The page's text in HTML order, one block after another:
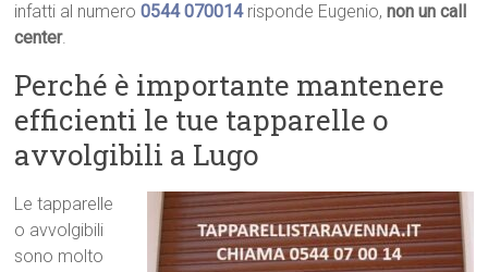
infatti al numero0544 070014 risponde Eugenio,non un call
center.
Perché è importante mantenere
efficienti le tue tapparelle o
avvolgibili a Lugo
Le tapparelle
o avvolgibili
sono molto